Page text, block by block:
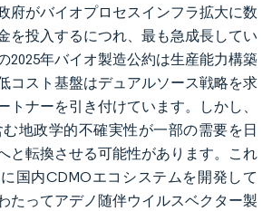
府がバイオプロセスインフラ拡大に数
を投入するにつれ、最も急成長してい
2025年バイオ製造公約は生産能力構築
コスト基盤はデュアルソース戦略を求
トナーを引き付けています。しかし、
む地政学的不確実性が一部の需要を日
と転換させる可能性があります。これ
国内CDMOエコシステムを開発して
たってアデノ随伴ウイルスベクター製